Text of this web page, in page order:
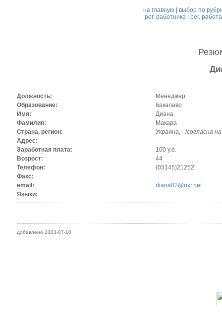
на главную |выбор по
рег. работника| рег.
Должность:
Менеджер
Образование:
бакалавр
Имя:
Диана
Фамилия:
Макара
Страна, регион:
Украина, - /согласна
Адрес:
Заработная плата:
100 у.е.
Возрост:
44
Телефон:
(03145)21252
Факс:
email:
diana82@ukr.net
Языки:
добавлено 2003-07-10